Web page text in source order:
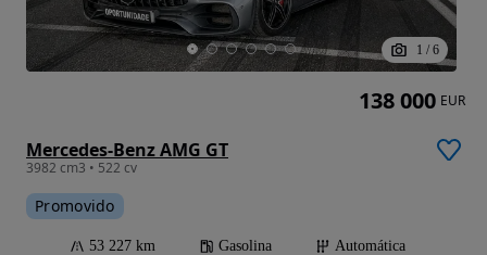
1 / 6
Mercedes-Benz AMG GT
3982 cm3 • 522 cv
Promovido
53 227 km Gasolina
Automática
138 000 EUR